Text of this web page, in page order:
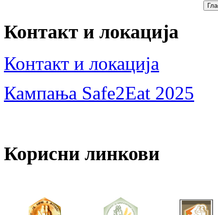
Контакт и локација
Контакт и локација
Кампања Safe2Eat 2025
Корисни линкови